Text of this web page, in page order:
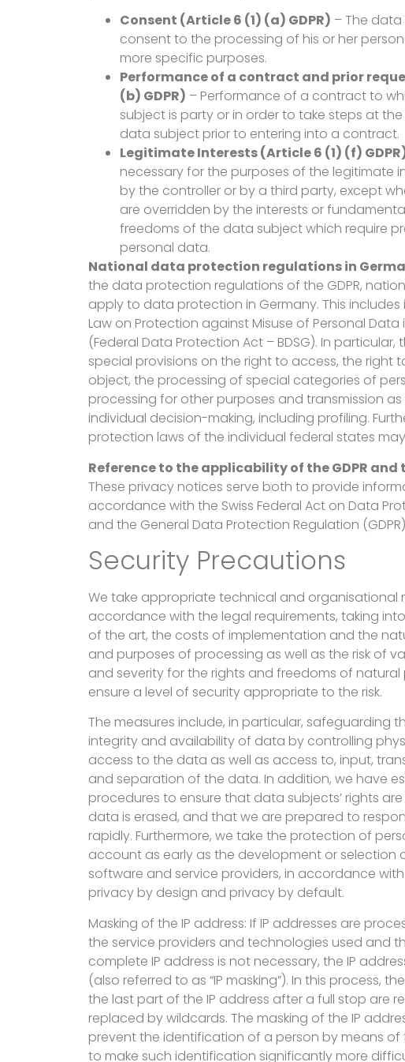
Consent (Article 6 (1) (a) GDPR) – The
consent to the processing of his or her
more specific purposes.
Performance of a contract and prior
(b) GDPR) – Performance of a contract to
subject is party or in order to take steps at
data subject prior to entering into a contract.
Legitimate Interests (Article 6 (1) (f)
necessary for the purposes of the legitimate
by the controller or by a third party, except
are overridden by the interests or
freedoms of the data subject which require
personal data.
National data protection regulations in
the data protection regulations of the GDPR,
apply to data protection in Germany. This includes
Law on Protection against Misuse of Personal Data
(Federal Data Protection Act – BDSG). In particular,
special provisions on the right to access, the right
object, the processing of special categories of
processing for other purposes and transmission
individual decision-making, including profiling.
protection laws of the individual federal states
Reference to the applicability of the GDPR and
These privacy notices serve both to provide
accordance with the Swiss Federal Act on Data
and the General Data Protection Regulation
Security Precautions
We take appropriate technical and organisational
accordance with the legal requirements, taking
of the art, the costs of implementation and the
and purposes of processing as well as the risk of
and severity for the rights and freedoms of natural
ensure a level of security appropriate to the risk.
The measures include, in particular, safeguarding
integrity and availability of data by controlling
access to the data as well as access to, input,
and separation of the data. In addition, we have
procedures to ensure that data subjects’ rights
data is erased, and that we are prepared to
rapidly. Furthermore, we take the protection of
account as early as the development or selection
software and service providers, in accordance
privacy by design and privacy by default.
Masking of the IP address: If IP addresses are
the service providers and technologies used and
complete IP address is not necessary, the IP
(also referred to as “IP masking”). In this process,
the last part of the IP address after a full stop are
replaced by wildcards. The masking of the IP
prevent the identification of a person by means of
to make such identification significantly more